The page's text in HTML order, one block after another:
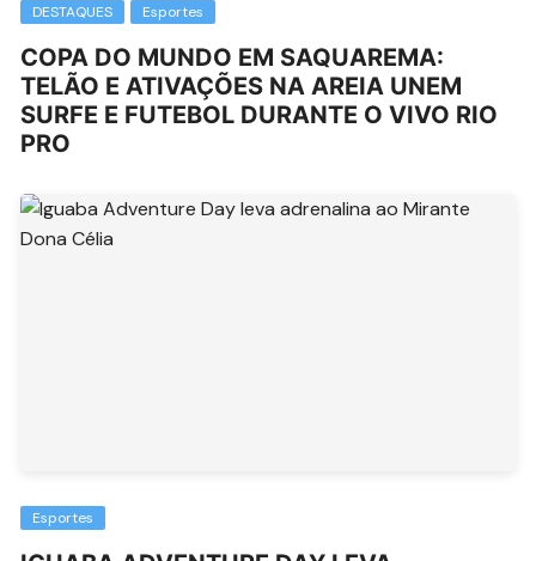
DESTAQUES Esportes
COPA DO MUNDO EM SAQUAREMA:
TELÃO E ATIVAÇÕES NA AREIA UNEM
SURFE E FUTEBOL DURANTE O VIVO RIO
PRO
Esportes